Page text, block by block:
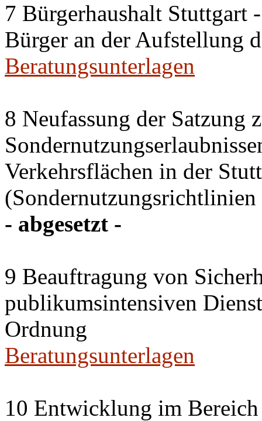
7 Bürgerhaushalt Stuttgart
Bürger an der Aufstellung
Beratungsunterlagen
8 Neufassung der Satzung
Verkehrsflächen in der
(Sondernutzungsrichtlinien
- abgesetzt -
9 Beauftragung von
publikumsintensiven
Ordnung
Beratungsunterlagen
10 Entwicklung im